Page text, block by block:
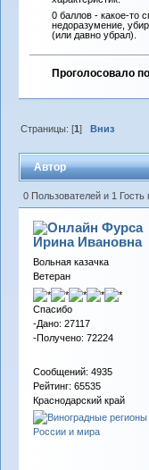
0 баллов - какое-то
недоразумение,
(или давно убрал).
Проголосовало
Страницы: [1]Вниз
Автор
0 Пользователей и 1
Фурса
Ирина Ивановна
Вольная казачка
Ветеран
Спасибо
-Дано: 27117
-Получено: 72224
Сообщений: 4935
Рейтинг: 65535
Краснодарский край